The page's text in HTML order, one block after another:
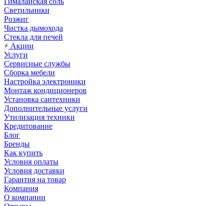
Светильники
Розжиг
Чистка дымохода
Стекла для печей
Акции
Услуги
Сервисные службы
Сборка мебели
Настройка электроники
Монтаж кондиционеров
Установка сантехники
Дополнительные услуги
Утилизация техники
Кредитование
Блог
Бренды
Как купить
Условия оплаты
Условия доставки
Гарантия на товар
Компания
О компании